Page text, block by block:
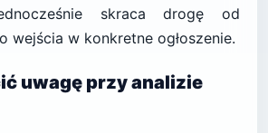
skraca drogę od
wejścia w konkretne ogłoszenie.
uwagę przy analizie